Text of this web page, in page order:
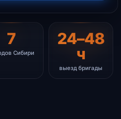
7
Сибири
24–48
ч
выезд бригады